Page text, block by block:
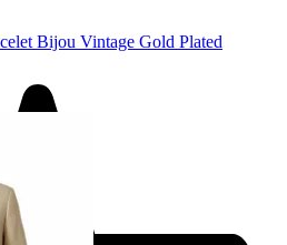
Bijou Vintage Gold Plated